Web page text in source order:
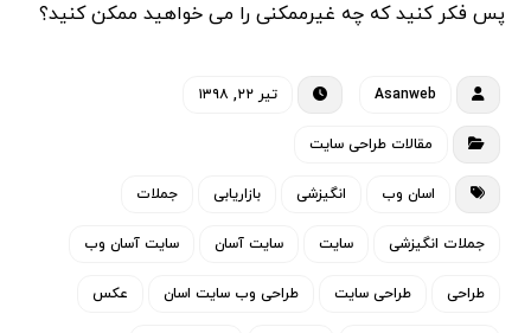
پس فکر کنید که چه غیرممکنی را می خواهید ممکن کنید؟
Asanweb تیر ۲۲, ۱۳۹۸
مقالات طراحی سایت
اسان وب انگیزشی بازاریابی جملات
جملات انگیزشی سایت سایت آسان سایت آسان وب
طراحی طراحی سایت طراحی وب سایت اسان عکس